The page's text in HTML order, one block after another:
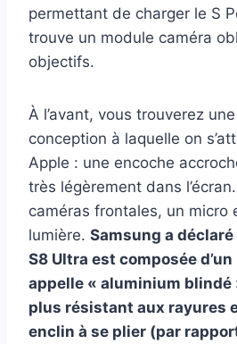
permettant de charger le S
trouve un module caméra
objectifs.
À l’avant, vous trouverez
conception à laquelle on
Apple : une encoche
très légèrement dans
caméras frontales, un micro
lumière. Samsung a déclaré
S8 Ultra est composée
appelle « aluminium blindé
plus résistant aux rayures
enclin à se plier (par